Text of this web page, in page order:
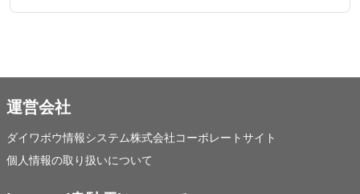
運営会社
ダイワボウ情報システム株式会社コーポレートサイト
個人情報の取り扱いについて